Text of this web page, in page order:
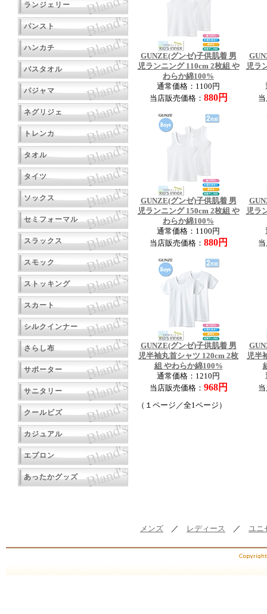
ランジェリー
パンスト
ハンカチ
バスタオル
パジャマ
ネグリジェ
トレンカ
タオル
タイツ
ソックス
セミフォーマル
スラックス
スモック
ストッキング
スカート
シルクインナー
さらし布
サポーター
サニタリー
クールビズ
カジュアル
エプロン
あったかグッズ
GUNZE(グンゼ)子供肌着 男
児ランニング 110cm 2枚組 や
わらか綿100%
通常価格：1100円
当店販売価格： 880円
児ラ
GUNZE(グンゼ)子供肌着 男
児ランニング 150cm 2枚組 や
わらか綿100%
通常価格：1100円
当店販売価格： 880円
児ラ
GUNZE(グンゼ)子供肌着 男
児半袖丸首シャツ 120cm 2枚
組 やわらか綿100%
通常価格：1210円
当店販売価格： 968円
児半
（１ページ／全1ページ）
メンズ ／ レディース ／ ユニ